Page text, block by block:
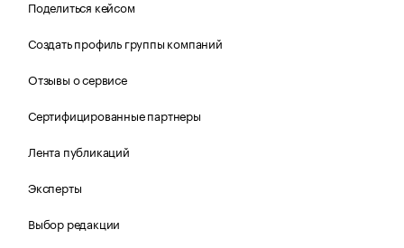
Поделиться кейсом
Создать профиль группы компаний
Отзывы о сервисе
Сертифицированные партнеры
Лента публикаций
Эксперты
Выбор редакции